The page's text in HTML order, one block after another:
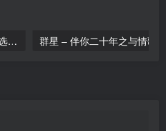
童安格 – 跟我来点歌台歌曲选 卡拉OK [DVD ISO 1.45GB]